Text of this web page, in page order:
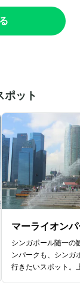
ポット
マーライオン
シンガポール随一
ンパークも、シンガ
行きたいスポット。